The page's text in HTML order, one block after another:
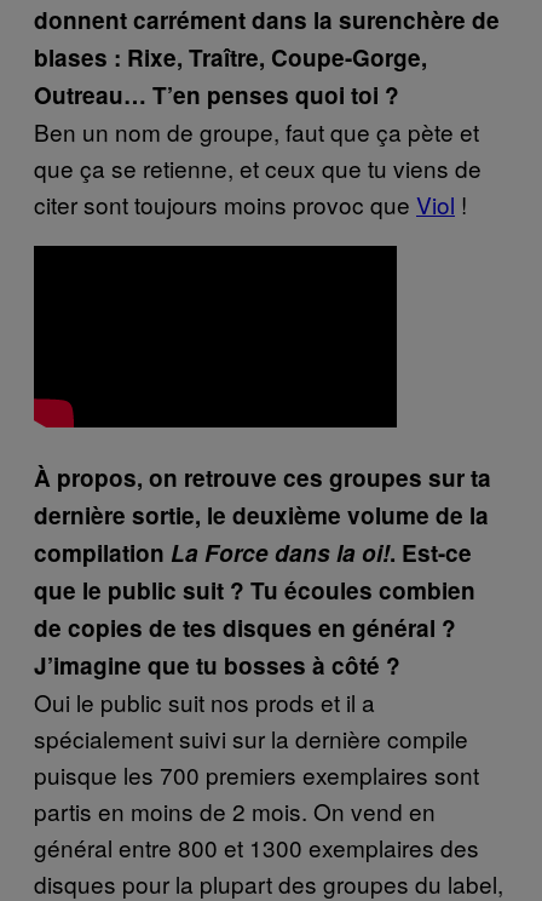
donnent carrément dans la surenchère de
blases : Rixe, Traître, Coupe-Gorge,
Outreau… T’en penses quoi toi ?
Ben un nom de groupe, faut que ça pète et
que ça se retienne, et ceux que tu viens de
citer sont toujours moins provoc que Viol !
À propos, on retrouve ces groupes sur ta
dernière sortie, le deuxième volume de la
compilation La Force dans la oi!. Est-ce
que le public suit ? Tu écoules combien
de copies de tes disques en général ?
J’imagine que tu bosses à côté ?
Oui le public suit nos prods et il a
spécialement suivi sur la dernière compile
puisque les 700 premiers exemplaires sont
partis en moins de 2 mois. On vend en
général entre 800 et 1300 exemplaires des
disques pour la plupart des groupes du label,